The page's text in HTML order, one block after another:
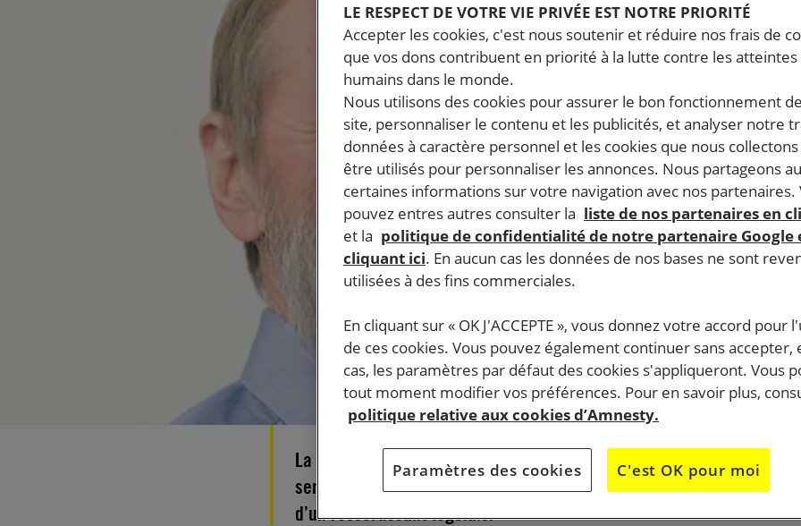
La police est venue le chercher un dimanche matin à l’église pendant
service religieux. Il lui est reproché d’avoir « facilité le séjour illégal »
d’un ressortissant togolais.
LE RESPECT DE VOTRE VIE PRIVÉE EST NOTRE PRIORITÉ
Accepter les cookies, c'est nous soutenir et réduire nos frais de
que vos dons contribuent en priorité à la lutte contre les
humains dans le monde.
Nous utilisons des cookies pour assurer le bon fonctionnement
site, personnaliser le contenu et les publicités, et analyser notre
données à caractère personnel et les cookies que nous
être utilisés pour personnaliser les annonces. Nous partageons
certaines informations sur votre navigation avec nos partenaires.
pouvez entres autres consulter la liste de nos partenaires en
et la politique de confidentialité de notre partenaire Google
cliquant ici. En aucun cas les données de nos bases ne sont
utilisées à des fins commerciales.
En cliquant sur « OK J'ACCEPTE », vous donnez votre accord pour
de ces cookies. Vous pouvez également continuer sans accepter,
cas, les paramètres par défaut des cookies s'appliqueront. Vous
tout moment modifier vos préférences. Pour en savoir plus,
politique relative aux cookies d’Amnesty.
Paramètres des cookies C'est OK pour moi